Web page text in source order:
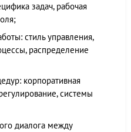
задач, рабочая
стиль управления,
распределение
корпоративная
системы
диалога между